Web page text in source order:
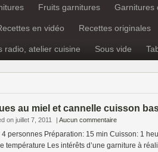
Fruits garnitures Garnitures
en vidéo Recettes originales
radio, atelier cuisine Sous vide
au miel et cannelle cuisson
on juillet 7, 2011 | Aucun commentaire
4 personnes Préparation: 15 min Cuisson: 1
température Les intérêts d’une garniture à